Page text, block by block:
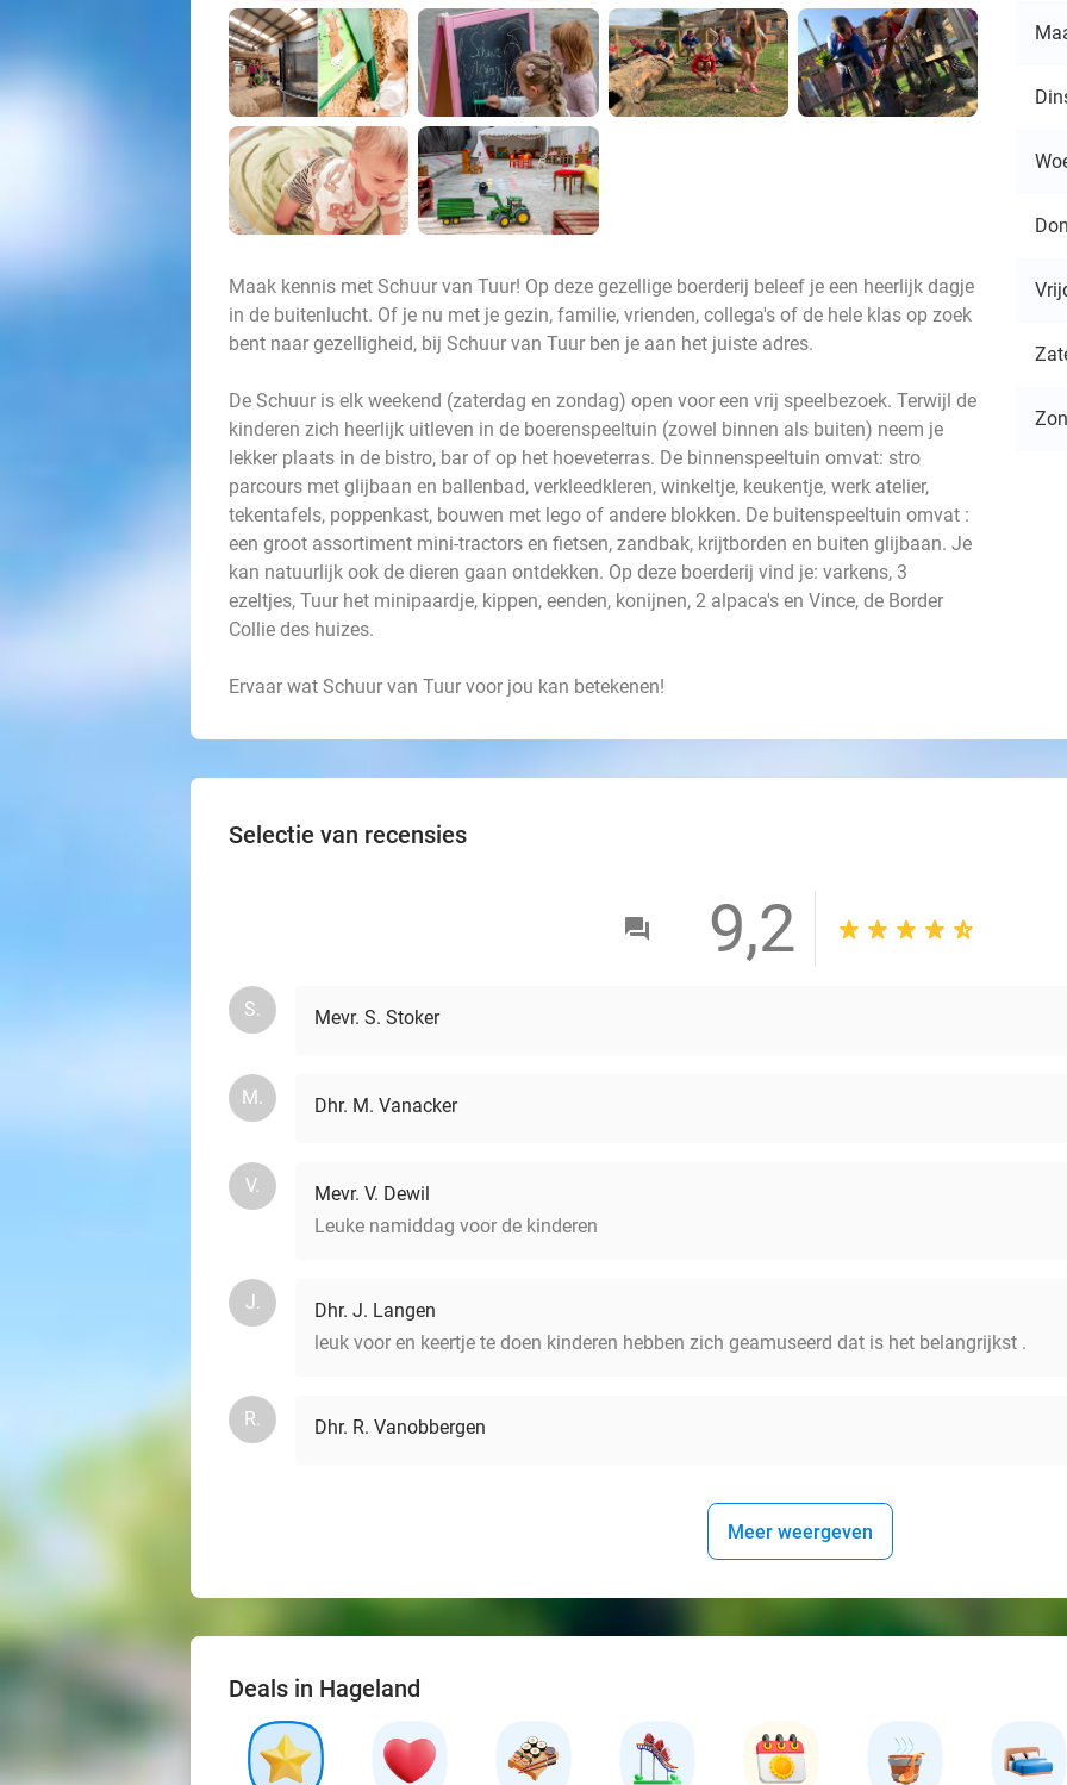
Maak kennis met Schuur van Tuur! Op deze gezellige boerderij beleef je een heerlijk dagje
in de buitenlucht. Of je nu met je gezin, familie, vrienden, collega's of de hele klas op zoek
bent naar gezelligheid, bij Schuur van Tuur ben je aan het juiste adres.
De Schuur is elk weekend (zaterdag en zondag) open voor een vrij speelbezoek. Terwijl de
kinderen zich heerlijk uitleven in de boerenspeeltuin (zowel binnen als buiten) neem je
lekker plaats in de bistro, bar of op het hoeveterras. De binnenspeeltuin omvat: stro
parcours met glijbaan en ballenbad, verkleedkleren, winkeltje, keukentje, werk atelier,
tekentafels, poppenkast, bouwen met lego of andere blokken. De buitenspeeltuin omvat :
een groot assortiment mini-tractors en fietsen, zandbak, krijtborden en buiten glijbaan. Je
kan natuurlijk ook de dieren gaan ontdekken. Op deze boerderij vind je: varkens, 3
ezeltjes, Tuur het minipaardje, kippen, eenden, konijnen, 2 alpaca's en Vince, de Border
Collie des huizes.
Ervaar wat Schuur van Tuur voor jou kan betekenen!
Selectie van recensies
9,2
S. Mevr. S. Stoker
M. Dhr. M. Vanacker
V.
Mevr. V. Dewil
Leuke namiddag voor de kinderen
J.
Dhr. J. Langen
leuk voor en keertje te doen kinderen hebben zich geamuseerd dat is het belangrijkst .
R. Dhr. R. Vanobbergen
Meer weergeven
Deals in Hageland